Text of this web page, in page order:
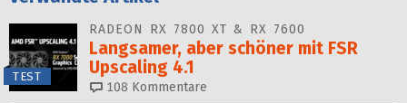
TEST
RADEON RX 7800 XT & RX 7600
Langsamer, aber schöner mit FSR
Upscaling 4.1
108 Kommentare